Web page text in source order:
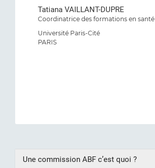
Tatiana VAILLANT-DUPRE
Coordinatrice des formations en santé
Université Paris-Cité
PARIS
Une commission ABF c’est quoi ?